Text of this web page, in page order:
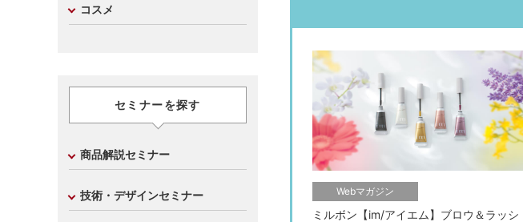
Webマガジン
ミルボン【im/アイエム】ブロウ＆ラッシ
コスメ
セミナーを探す
商品解説セミナー
技術・デザインセミナー